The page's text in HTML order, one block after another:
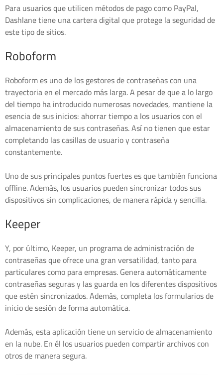
Para usuarios que utilicen métodos de pago como PayPal,
Dashlane tiene una cartera digital que protege la seguridad de
este tipo de sitios.
Roboform
Roboform es uno de los gestores de contraseñas con una
trayectoria en el mercado más larga. A pesar de que a lo largo
del tiempo ha introducido numerosas novedades, mantiene la
esencia de sus inicios: ahorrar tiempo a los usuarios con el
almacenamiento de sus contraseñas. Así no tienen que estar
completando las casillas de usuario y contraseña
constantemente.
Uno de sus principales puntos fuertes es que también funciona
offline. Además, los usuarios pueden sincronizar todos sus
dispositivos sin complicaciones, de manera rápida y sencilla.
Keeper
Y, por último, Keeper, un programa de administración de
contraseñas que ofrece una gran versatilidad, tanto para
particulares como para empresas. Genera automáticamente
contraseñas seguras y las guarda en los diferentes dispositivos
que estén sincronizados. Además, completa los formularios de
inicio de sesión de forma automática.
Además, esta aplicación tiene un servicio de almacenamiento
en la nube. En él los usuarios pueden compartir archivos con
otros de manera segura.